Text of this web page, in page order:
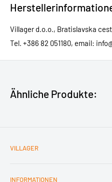
Villager d.o.o., Bratislavska
Tel. +386 82 051180, email:
Ähnliche Produkte:
VILLAGER
INFORMATIONEN